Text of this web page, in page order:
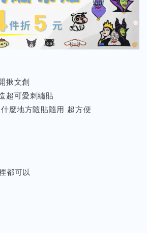
揪文創
超可愛刺繡貼
麼地方隨貼隨用 超方便
都可以